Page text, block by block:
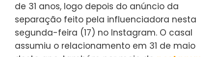
de 31 anos, logo depois do anúncio da
separação feito pela influenciadora nesta
segunda-feira (17) no Instagram. O casal
assumiu o relacionamento em 31 de maio